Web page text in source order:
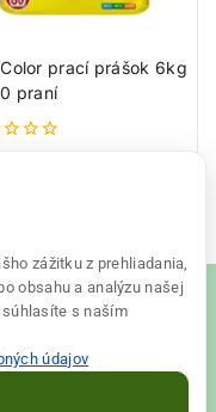
prací prášok 6kg
praní
zážitku z prehliadania,
obsahu a analýzu našej
súhlasíte s naším
údajov